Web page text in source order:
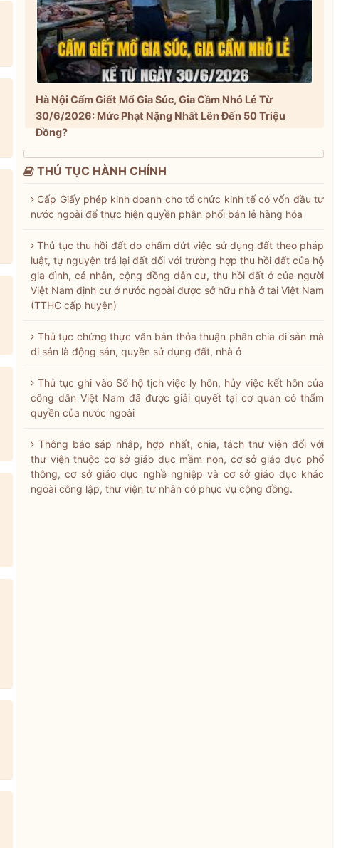
Hà Nội Cấm Giết Mổ Gia Súc, Gia Cầm Nhỏ Lẻ Từ
30/6/2026: Mức Phạt Nặng Nhất Lên Đến 50 Triệu
Đồng?
THỦ TỤC HÀNH CHÍNH
Cấp Giấy phép kinh doanh cho tổ chức kinh tế có vốn đầu tư
nước ngoài để thực hiện quyền phân phối bán lẻ hàng hóa
Thủ tục thu hồi đất do chấm dứt việc sử dụng đất theo pháp
luật, tự nguyện trả lại đất đối với trường hợp thu hồi đất của hộ
gia đình, cá nhân, cộng đồng dân cư, thu hồi đất ở của người
Việt Nam định cư ở nước ngoài được sở hữu nhà ở tại Việt Nam
(TTHC cấp huyện)
Thủ tục chứng thực văn bản thỏa thuận phân chia di sản mà
di sản là động sản, quyền sử dụng đất, nhà ở
Thủ tục ghi vào Sổ hộ tịch việc ly hôn, hủy việc kết hôn của
công dân Việt Nam đã được giải quyết tại cơ quan có thẩm
quyền của nước ngoài
Thông báo sáp nhập, hợp nhất, chia, tách thư viện đối với
thư viện thuộc cơ sở giáo dục mầm non, cơ sở giáo dục phổ
thông, cơ sở giáo dục nghề nghiệp và cơ sở giáo dục khác
ngoài công lập, thư viện tư nhân có phục vụ cộng đồng.